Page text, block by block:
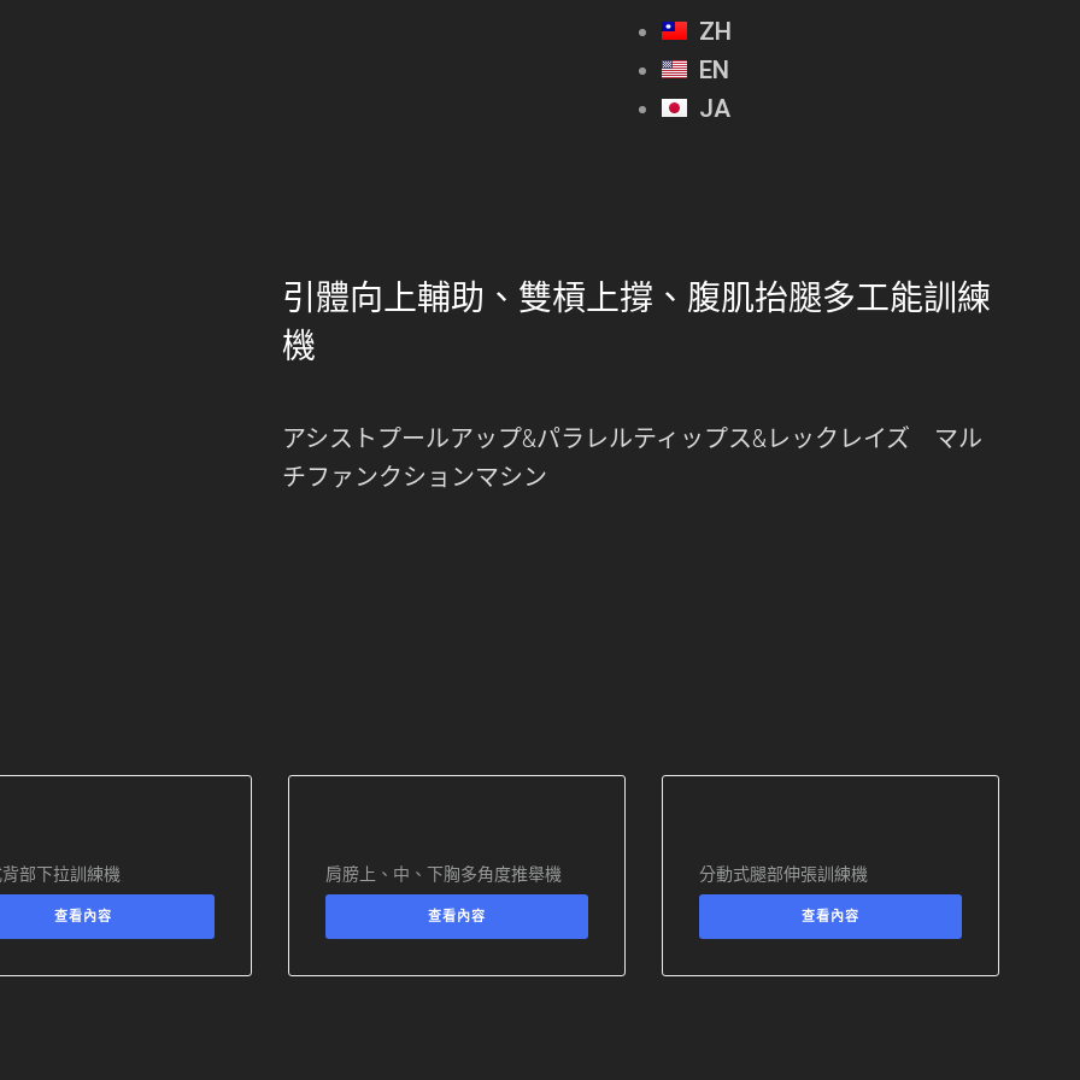
ZH
EN
JA
引體向上輔助、雙槓上撐、腹肌抬腿多工能訓練
機
アシストプールアップ&パラレルティップス&レックレイズ マル
チファンクションマシン
部下拉訓練機
查看內容
肩膀上、中、下胸多角度推舉機
查看內容
分動式腿部伸張訓練機
查看內容